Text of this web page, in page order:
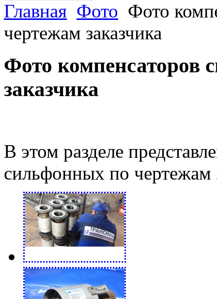
Главная Фото Фото
чертежам заказчика
Фото компенсаторов
заказчика
В этом разделе
сильфонных по чертежам